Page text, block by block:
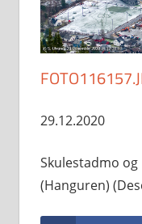
29.12.2020
Skulestadmo
(Hanguren)